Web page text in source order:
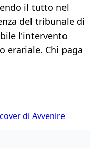
il tutto nel
del tribunale di
l'intervento
erariale. Chi paga
di Avvenire